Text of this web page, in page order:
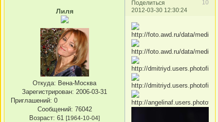
Поделиться
10
2012-03-30 12:30:24
Лиля
Откуда: Вена-Москва
Зарегистрирован: 2006-03-31
Приглашений: 0
Сообщений: 76042
Возраст: 61 [1964-10-04]